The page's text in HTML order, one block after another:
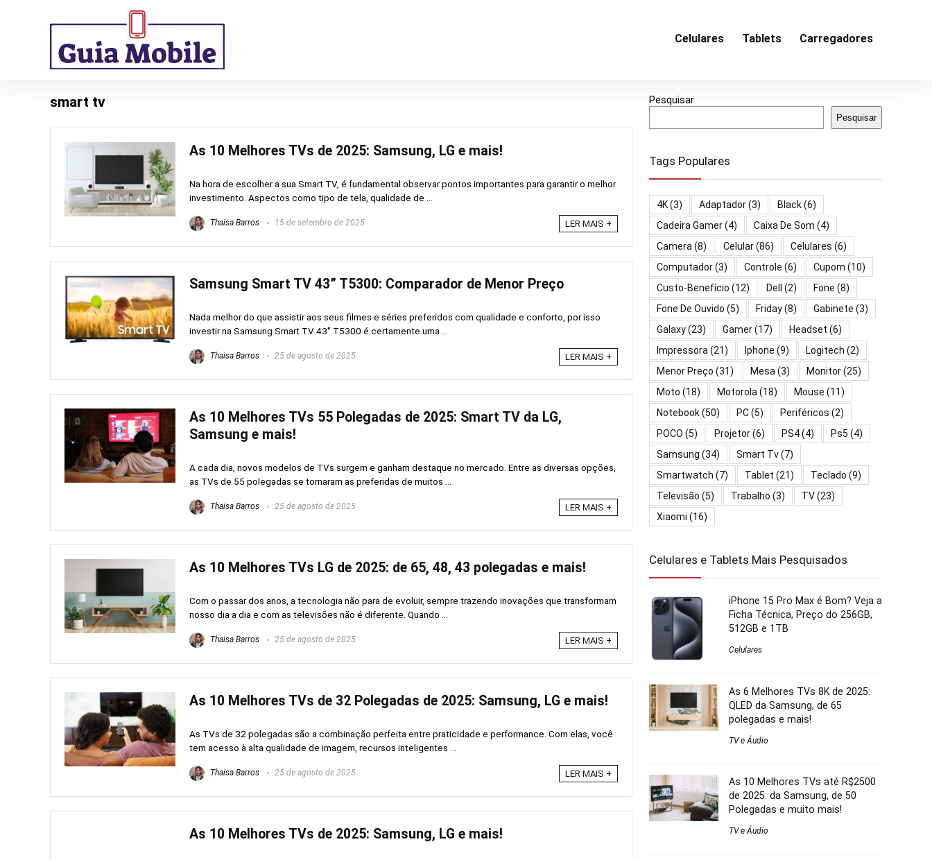
Celulares Tablets Carregadores
smart tv
As 10 Melhores TVs de 2025: Samsung, LG e mais!
Na hora de escolher a sua Smart TV, é fundamental observar pontos importantes para garantir o melhor
investimento. Aspectos como tipo de tela, qualidade de ...
Thaisa Barros 15 de setembro de 2025 LER MAIS +
Samsung Smart TV 43” T5300: Comparador de Menor Preço
Nada melhor do que assistir aos seus filmes e séries preferidos com qualidade e conforto, por isso
investir na Samsung Smart TV 43'' T5300 é certamente uma ...
Thaisa Barros 25 de agosto de 2025 LER MAIS +
As 10 Melhores TVs 55 Polegadas de 2025: Smart TV da LG,
Samsung e mais!
A cada dia, novos modelos de TVs surgem e ganham destaque no mercado. Entre as diversas opções,
as TVs de 55 polegadas se tornaram as preferidas de muitos ...
Thaisa Barros 25 de agosto de 2025 LER MAIS +
As 10 Melhores TVs LG de 2025: de 65, 48, 43 polegadas e mais!
Com o passar dos anos, a tecnologia não para de evoluir, sempre trazendo inovações que transformam
nosso dia a dia e com as televisões não é diferente. Quando ...
Thaisa Barros 25 de agosto de 2025 LER MAIS +
As 10 Melhores TVs de 32 Polegadas de 2025: Samsung, LG e mais!
As TVs de 32 polegadas são a combinação perfeita entre praticidade e performance. Com elas, você
tem acesso à alta qualidade de imagem, recursos inteligentes ...
Thaisa Barros 25 de agosto de 2025 LER MAIS +
As 10 Melhores TVs de 2025: Samsung, LG e mais!
Pesquisar
Pesquisar
Tags Populares
4K(3) Adaptador(3) Black(6)
Cadeira Gamer(4) Caixa De Som (4)
Camera (8) Celular(86) Celulares (6)
Computador(3) Controle (6) Cupom (10)
Custo-Benefício (12) Dell (2) Fone (8)
Fone De Ouvido (5) Friday(8) Gabinete (3)
Galaxy(23) Gamer(17) Headset (6)
Impressora (21) Iphone (9) Logitech (2)
Menor Preço (31) Mesa (3) Monitor(25)
Moto (18) Motorola (18) Mouse (11)
Notebook(50) PC(5) Periféricos (2)
POCO (5) Projetor(6) PS4(4) Ps5 (4)
Samsung (34) Smart Tv(7)
Smartwatch (7) Tablet (21) Teclado (9)
Televisão (5) Trabalho (3) TV(23)
Xiaomi (16)
Celulares e Tablets Mais Pesquisados
iPhone 15 Pro Max é Bom? Veja a
Ficha Técnica, Preço do 256GB,
512GB e 1TB
Celulares
As 6 Melhores TVs 8K de 2025:
QLED da Samsung, de 65
polegadas e mais!
TV e Áudio
As 10 Melhores TVs até R$2500
de 2025: da Samsung, de 50
Polegadas e muito mais!
TV e Áudio